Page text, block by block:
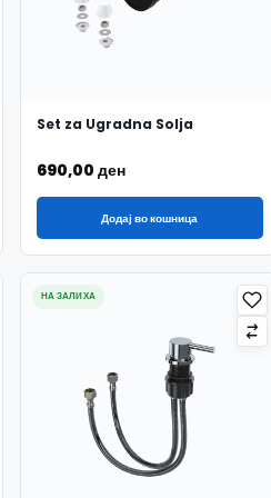
Set za Ugradna Solja
690,00 ден
Додај во кошница
НА ЗАЛИХА